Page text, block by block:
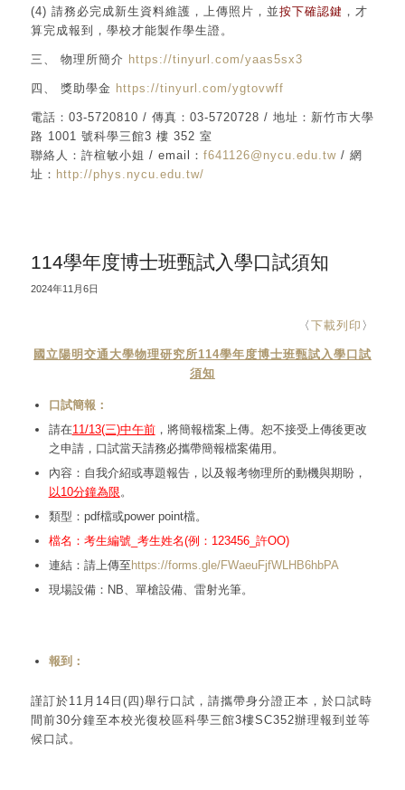
(4) 請務必完成新生資料維護，上傳照片，並按下確認鍵 ，才
算完成報到，學校才能製作學生證。
三、 物理所簡介 https://tinyurl.com/yaas5sx3
四、 獎助學金 https://tinyurl.com/ygtovwff
電話：03-5720810 / 傳真：03-5720728 / 地址：新竹市大學
路 1001 號科學三館3 樓 352 室
聯絡人：許楦敏小姐 / email： f641126@nycu.edu.tw/ 網
址： http://phys.nycu.edu.tw/
114學年度博士班甄試入學口試須知
2024年11月6日
〈下載列印 〉
國立陽明交通大學物理研究所114學年度博士班甄試入學口試
須知
口試簡報：
請在11/13(三)中午前，將簡報檔案上傳。恕不接受上傳後更改
之申請，口試當天請務必攜帶簡報檔案備用。
內容：自我介紹或專題報告，以及報考物理所的動機與期盼，
以10分鐘為限 。
類型：pdf檔或power point檔。
檔名：考生編號_考生姓名(例：123456_許OO)
連結：請上傳至 https://forms.gle/FWaeuFjfWLHB6hbPA
現場設備：NB、單槍設備、雷射光筆。
報到：
謹訂於11月14日(四)舉行口試，請攜帶身分證正本，於口試時
間前30分鐘至本校光復校區科學三館3樓SC352辦理報到並等
候口試。